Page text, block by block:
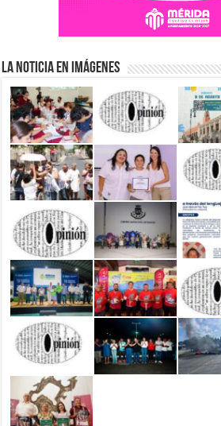
La Noticia en Imágenes